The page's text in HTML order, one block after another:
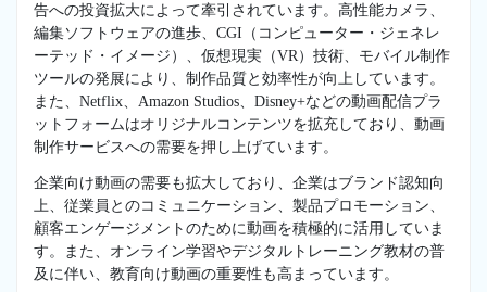
告への投資拡大によって牽引されています。高性能カメラ、
編集ソフトウェアの進歩、CGI（コンピューター・ジェネレ
ーテッド・イメージ）、仮想現実（VR）技術、モバイル制作
ツールの発展により、制作品質と効率性が向上しています。
また、Netflix、Amazon Studios、Disney+などの動画配信プラ
ットフォームはオリジナルコンテンツを拡充しており、動画
制作サービスへの需要を押し上げています。
企業向け動画の需要も拡大しており、企業はブランド認知向
上、従業員とのコミュニケーション、製品プロモーション、
顧客エンゲージメントのために動画を積極的に活用していま
す。また、オンライン学習やデジタルトレーニング教材の普
及に伴い、教育向け動画の重要性も高まっています。